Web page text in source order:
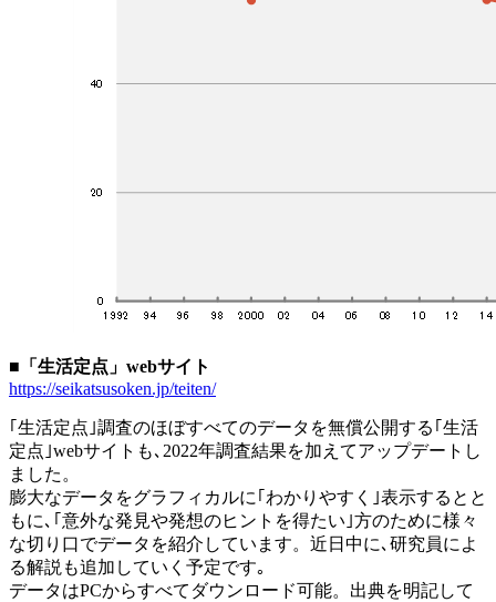
■「生活定点」webサイト
https://seikatsusoken.jp/teiten/
｢生活定点｣調査のほぼすべてのデータを無償公開する｢生活
定点｣webサイトも､2022年調査結果を加えてアップデートし
ました。
膨大なデータをグラフィカルに｢わかりやすく｣表示するとと
もに､｢意外な発見や発想のヒントを得たい｣方のために様々
な切り口でデータを紹介しています。近日中に､研究員によ
る解説も追加していく予定です｡
データはPCからすべてダウンロード可能。出典を明記して